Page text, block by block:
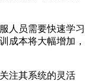
人员需要快速学习
成本将大幅增加，
注其系统的灵活